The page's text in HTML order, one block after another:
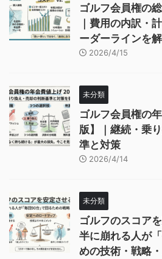
ゴルフ会員権の
｜費用の内訳・
ーダーラインを
2026/4/15
未分類
ゴルフ会員権の
版】｜継続・乗
準と対策
2026/4/14
未分類
ゴルフのスコア
半に崩れる人が
めの技術・戦略